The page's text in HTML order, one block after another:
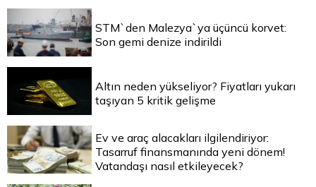
STM`den Malezya`ya üçüncü korvet:
Son gemi denize indirildi
Altın neden yükseliyor? Fiyatları yukarı
taşıyan 5 kritik gelişme
Ev ve araç alacakları ilgilendiriyor:
Tasarruf finansmanında yeni dönem!
Vatandaşı nasıl etkileyecek?